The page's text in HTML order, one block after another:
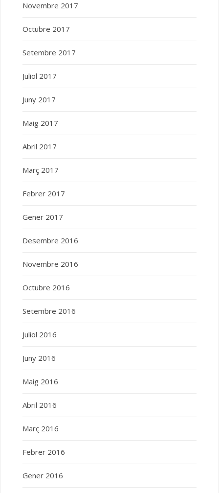
Novembre 2017
Octubre 2017
Setembre 2017
Juliol 2017
Juny 2017
Maig 2017
Abril 2017
Març 2017
Febrer 2017
Gener 2017
Desembre 2016
Novembre 2016
Octubre 2016
Setembre 2016
Juliol 2016
Juny 2016
Maig 2016
Abril 2016
Març 2016
Febrer 2016
Gener 2016